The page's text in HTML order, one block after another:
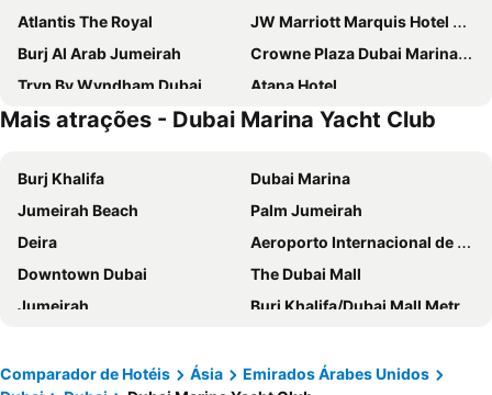
Atlantis The Royal
JW Marriott Marquis Hotel Dubai
Burj Al Arab Jumeirah
Crowne Plaza Dubai Marina By Ihg
Tryp By Wyndham Dubai
Atana Hotel
Fairmont The Palm
Taj Dubai
Sofitel Dubai Downtown
Jumeirah Beach Hotel Dubai
Oaks Ibn Battuta Gate Dubai
Grand Millennium Business Bay
W Dubai - Mina Seyahi
Aloft Palm Jumeirah
NH Collection Dubai The Palm
JA Ocean View Hotel, Jumeirah Beach Dubai
Park Regis Business Bay
Mövenpick Hotel Jumeirah Beach
Paramount Hotel Midtown
Ramada Hotel & Suites by Wyndham Dubai JBR
Mais atrações - Dubai Marina Yacht Club
Burj Khalifa
Dubai Marina
Jumeirah Beach
Palm Jumeirah
Deira
Aeroporto Internacional de Dubai
Downtown Dubai
The Dubai Mall
Jumeirah
Burj Khalifa/Dubai Mall Metro Station
Business Bay
Corniche Beach
Comparador de Hotéis Ásia
Emirados Árabes Unidos